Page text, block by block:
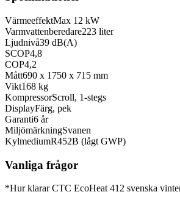
VärmeeffektMax 12 kW
Varmvattenberedare223 liter
Ljudnivå39 dB(A)
SCOP4,8
COP4,2
Mått690 x 1750 x 715 mm
Vikt168 kg
KompressorScroll, 1-stegs
DisplayFärg, pek
Garanti6 år
MiljömärkningSvanen
KylmediumR452B (lågt GWP)
Vanliga frågor
*Hur klarar CTC EcoHeat 412 svenska